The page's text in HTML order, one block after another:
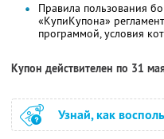
Правила пользования
«КупиКупона»
программой, условия
Купон действителен по 31
Узнай, как